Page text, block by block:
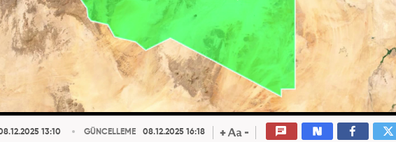
13:10 GÜNCELLEME 08.12.2025 16:18